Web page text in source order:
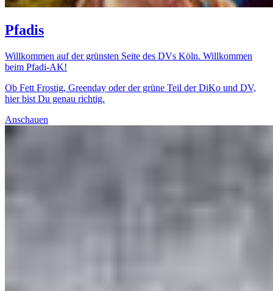
Pfadis
Willkommen auf der grünsten Seite des DVs Köln. Willkommen
beim Pfadi-AK!
Ob Fett Frostig, Greenday oder der grüne Teil der DiKo und DV,
hier bist Du genau richtig.
Anschauen